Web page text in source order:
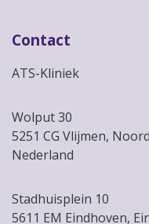
Contact
ATS-Kliniek
Wolput 30
5251 CG Vlijmen,
Nederland
Stadhuisplein 10
5611 EM Eindhoven,